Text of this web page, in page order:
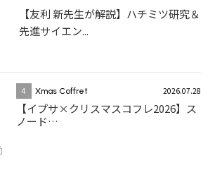
【友利 新先生が解説】ハチミツ研究＆
先進サイエン...
4 Xmas Coffret 2026.07.28
【イプサ×クリスマスコフレ2026】ス
ノード…